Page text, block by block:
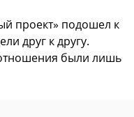
проект» подошел к
друг к другу.
были лишь